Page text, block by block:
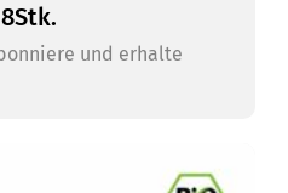
und erhalte
und erhalte10 %